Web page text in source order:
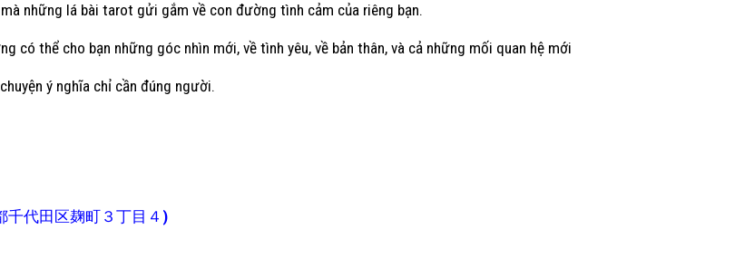
những lá bài tarot gửi gắm về con đường tình cảm của riêng bạn.
có thể cho bạn những góc nhìn mới, về tình yêu, về bản thân, và cả những mối quan hệ mới
ý nghĩa chỉ cần đúng người.
千代田区麹町３丁目４ )